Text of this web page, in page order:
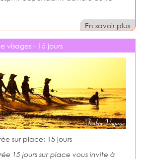
En savoir plus
visages - 15 jours
sur place: 15 jours
15 jours sur place vous invite à